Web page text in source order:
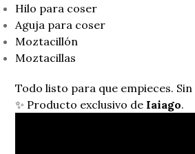
Hilo para coser
Aguja para coser
Moztacillón
Moztacillas
Todo listo para que empieces. Sin
✨ Producto exclusivo de Iaiago.